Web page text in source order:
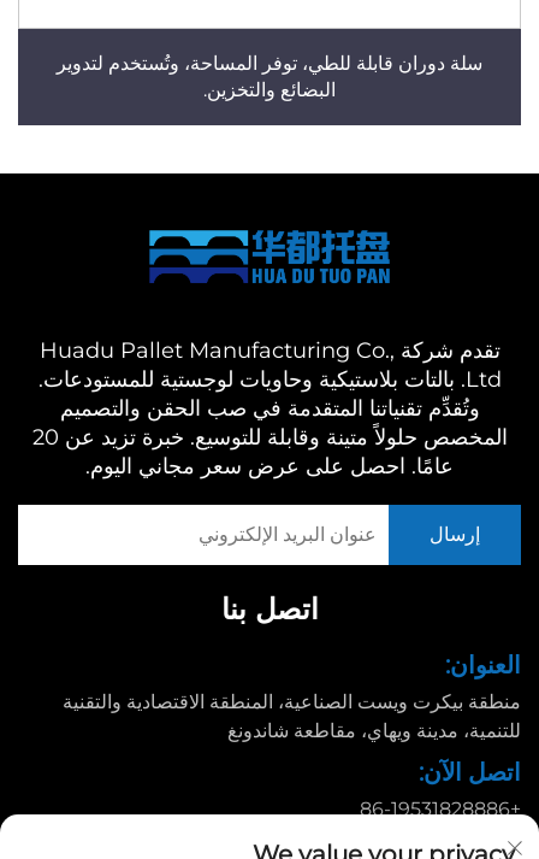
سلة دوران قابلة للطي، توفر المساحة، وتُستخدم لتدوير
البضائع والتخزين.
تقدم شركة Huadu Pallet Manufacturing Co.,
Ltd. بالتات بلاستيكية وحاويات لوجستية للمستودعات.
وتُقدِّم تقنياتنا المتقدمة في صب الحقن والتصميم
المخصص حلولاً متينة وقابلة للتوسيع. خبرة تزيد عن 20
عامًا. احصل على عرض سعر مجاني اليوم.
اتصل بنا
العنوان:
منطقة بيكرت ويست الصناعية، المنطقة الاقتصادية والتقنية
للتنمية، مدينة ويهاي، مقاطعة شاندونغ
اتصل الآن:
+86-19531828886
البريد الإلكتروني: